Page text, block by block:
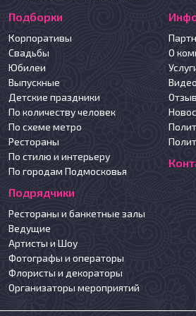
Подборки
Корпоративы
Свадьбы
Юбилеи
Выпускные
Детские праздники
По количеству человек
По схеме метро
Рестораны
По стилю и интерьеру
По городам Подмосковья
Подрядчики
Рестораны и банкетные залы
Ведущие
Артисты и Шоу
Фотографы и операторы
Флористы и декораторы
Организаторы мероприятий
О